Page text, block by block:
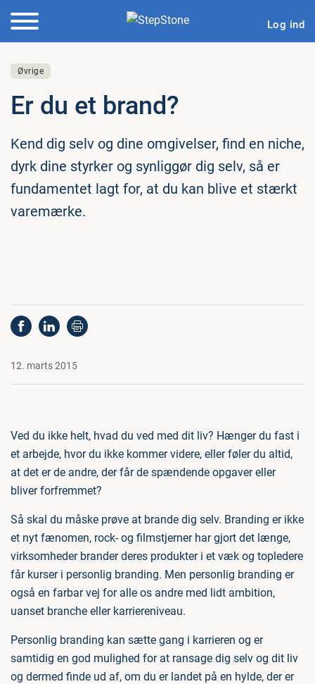
Log ind
Øvrige
Er du et brand?
Kend dig selv og dine omgivelser, find en niche,
dyrk dine styrker og synliggør dig selv, så er
fundamentet lagt for, at du kan blive et stærkt
varemærke.
12. marts 2015
Ved du ikke helt, hvad du ved med dit liv? Hænger du fast i
et arbejde, hvor du ikke kommer videre, eller føler du altid,
at det er de andre, der får de spændende opgaver eller
bliver forfremmet?
Så skal du måske prøve at brande dig selv. Branding er ikke
et nyt fænomen, rock- og filmstjerner har gjort det længe,
virksomheder brander deres produkter i et væk og topledere
får kurser i personlig branding. Men personlig branding er
også en farbar vej for alle os andre med lidt ambition,
uanset branche eller karriereniveau.
Personlig branding kan sætte gang i karrieren og er
samtidig en god mulighed for at ransage dig selv og dit liv
og dermed finde ud af, om du er landet på en hylde, der er